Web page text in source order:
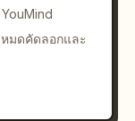
มดคัดลอกและ